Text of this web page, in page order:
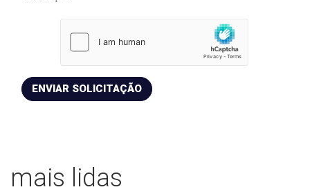
ENVIAR SOLICITAÇÃO
mais lidas